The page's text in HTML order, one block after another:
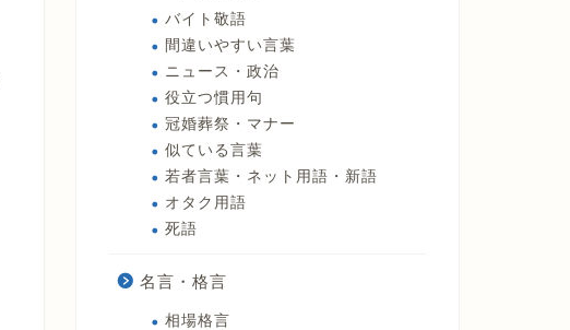
バイト敬語
間違いやすい言葉
ニュース・政治
役立つ慣用句
冠婚葬祭・マナー
似ている言葉
若者言葉・ネット用語・新語
オタク用語
死語
名言・格言
相場格言